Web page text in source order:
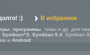
:) В избранное
программы , темы и др. для
Symbian^3 Symbian 9.4 , Symbian
и Android